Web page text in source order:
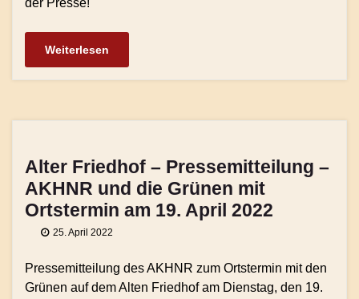
der Presse!
Weiterlesen
Alter Friedhof – Pressemitteilung –
AKHNR und die Grünen mit
Ortstermin am 19. April 2022
25. April 2022
Pressemitteilung des AKHNR zum Ortstermin mit den
Grünen auf dem Alten Friedhof am Dienstag, den 19.